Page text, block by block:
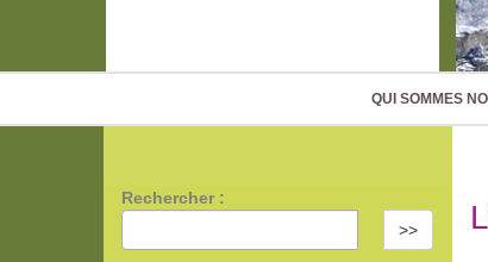
QUI SOMMES
Rechercher :
>>